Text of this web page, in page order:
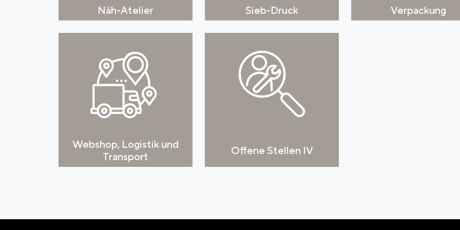
Näh-Atelier Sieb-Druck Verpackung
Webshop, Logistik und
Transport
Offene Stellen IV